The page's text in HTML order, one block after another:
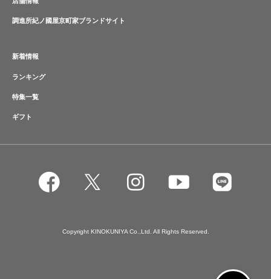
調進所紀ノ國屋京町家ブランドサイト
新着情報
ランキング
特集一覧
ギフト
Copyright KINOKUNIYA Co.,Ltd. All Rights Reserved.